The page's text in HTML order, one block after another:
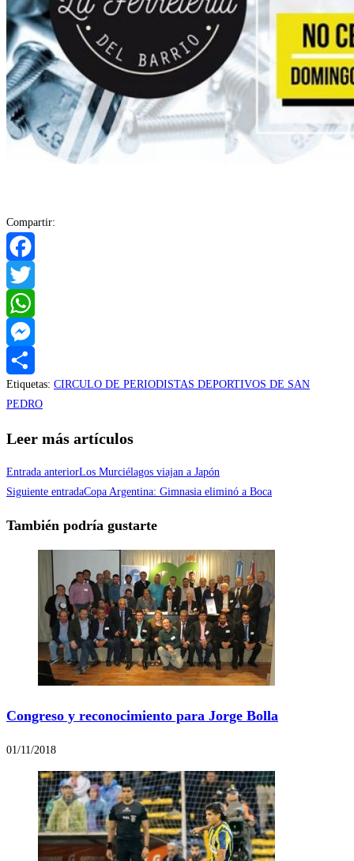
Compartir:
Facebook
Twitter
WhatsApp
Messenger
Compartir
Etiquetas: CIRCULO DE PERIODISTAS DEPORTIVOS DE SAN
PEDRO
Leer más artículos
Entrada anteriorLos Murciélagos viajan a Japón
Siguiente entradaCopa Argentina: Gimnasia eliminó a Boca
También podría gustarte
Congreso y reconocimiento para Jorge Bolla
01/11/2018